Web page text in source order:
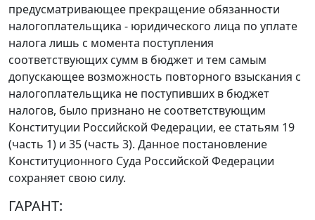
предусматривающее прекращение обязанности
налогоплательщика - юридического лица по уплате
налога лишь с момента поступления
соответствующих сумм в бюджет и тем самым
допускающее возможность повторного взыскания с
налогоплательщика не поступивших в бюджет
налогов, было признано не соответствующим
Конституции Российской Федерации, ее статьям 19
(часть 1) и 35 (часть 3). Данное постановление
Конституционного Суда Российской Федерации
сохраняет свою силу.
ГАРАНТ: